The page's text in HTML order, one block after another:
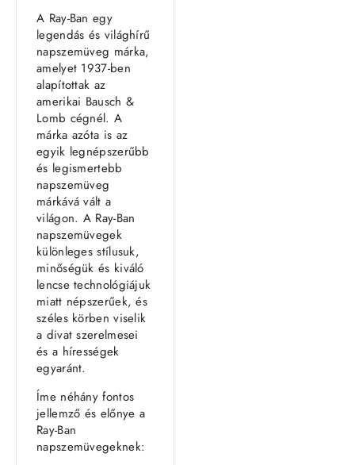
A Ray-Ban egy
legendás és világhírű
napszemüveg márka,
amelyet 1937-ben
alapítottak az
amerikai Bausch &
Lomb cégnél. A
márka azóta is az
egyik legnépszerűbb
és legismertebb
napszemüveg
márkává vált a
világon. A Ray-Ban
napszemüvegek
különleges stílusuk,
minőségük és kiváló
lencse technológiájuk
miatt népszerűek, és
széles körben viselik
a divat szerelmesei
és a hírességek
egyaránt.
Íme néhány fontos
jellemző és előnye a
Ray-Ban
napszemüvegeknek: